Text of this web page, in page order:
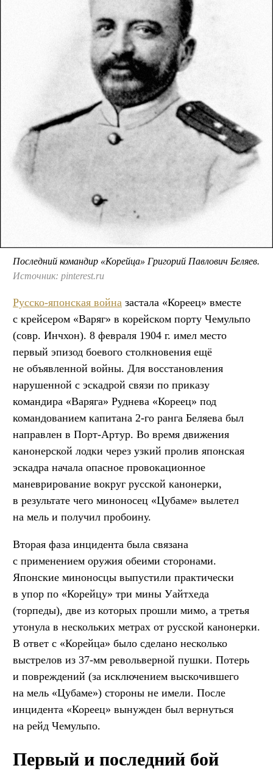
Последний командир «Корейца» Григорий Павлович Беляев.
Источник: pinterest.ru
Русско-японская война застала «Кореец» вместе
с крейсером «Варяг» в корейском порту Чемульпо
(совр. Инчхон). 8 февраля 1904 г. имел место
первый эпизод боевого столкновения ещё
не объявленной войны. Для восстановления
нарушенной с эскадрой связи по приказу
командира «Варяга» Руднева «Кореец» под
командованием капитана 2-го ранга Беляева был
направлен в Порт-Артур. Во время движения
канонерской лодки через узкий пролив японская
эскадра начала опасное провокационное
маневрирование вокруг русской канонерки,
в результате чего миноносец «Цубаме» вылетел
на мель и получил пробоину.
Вторая фаза инцидента была связана
с применением оружия обеими сторонами.
Японские миноносцы выпустили практически
в упор по «Корейцу» три мины Уайтхеда
(торпеды), две из которых прошли мимо, а третья
утонула в нескольких метрах от русской канонерки.
В ответ с «Корейца» было сделано несколько
выстрелов из 37-мм револьверной пушки. Потерь
и повреждений (за исключением выскочившего
на мель «Цубаме») стороны не имели. После
инцидента «Кореец» вынужден был вернуться
на рейд Чемульпо.
Первый и последний бой